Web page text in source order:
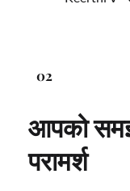
02
आपको
परामर्श